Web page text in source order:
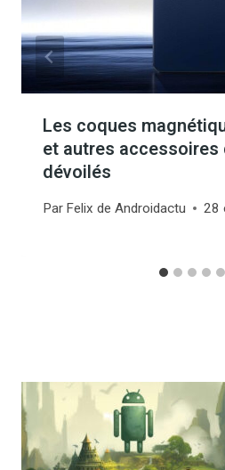
Les coques
et autres accessoires
dévoilés
Par Felix de Androidactu 28